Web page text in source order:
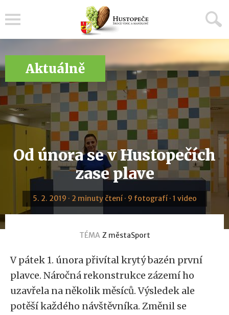
Aktuálně
Od února se v Hustopečích
zase plave
5. 2. 2019 · 2 minuty čtení · 9 fotografí · 1 video
TÉMA Z městaSport
V pátek 1. února přivítal krytý bazén první
plavce. Náročná rekonstrukce zázemí ho
uzavřela na několik měsíců. Výsledek ale
potěší každého návštěvníka. Změnil se